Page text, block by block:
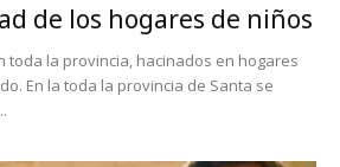
de los hogares de niños
toda la provincia, hacinados en hogares
En la toda la provincia de Santa se